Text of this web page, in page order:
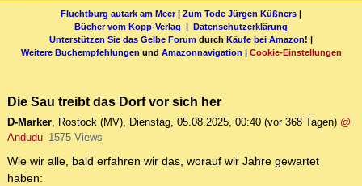
Fluchtburg autark am Meer| Zum Tode Jürgen Küßners |
Bücher vom Kopp-Verlag | Datenschutzerklärung
Unterstützen Sie das Gelbe Forum durch Käufe bei Amazon! |
Weitere Buchempfehlungen und Amazonnavigation | Cookie-Einstellungen
Die Sau treibt das Dorf vor sich her
D-Marker, Rostock (MV), Dienstag, 05.08.2025, 00:40 (vor 368 Tagen) @
Andudu 1575 Views
Wie wir alle, bald erfahren wir das, worauf wir Jahre gewartet
haben: